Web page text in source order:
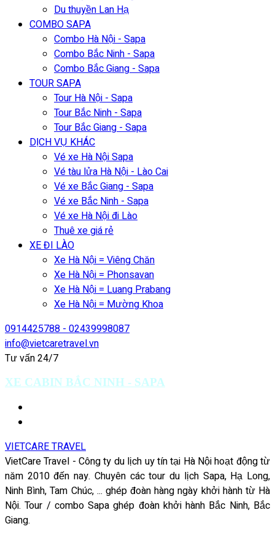
Du thuyền Lan Hạ
COMBO SAPA
Combo Hà Nội - Sapa
Combo Bắc Ninh - Sapa
Combo Bắc Giang - Sapa
TOUR SAPA
Tour Hà Nội - Sapa
Tour Bắc Ninh - Sapa
Tour Bắc Giang - Sapa
DỊCH VỤ KHÁC
Vé xe Hà Nội Sapa
Vé tàu lửa Hà Nội - Lào Cai
Vé xe Bắc Giang - Sapa
Vé xe Bắc Ninh - Sapa
Vé xe Hà Nội đi Lào
Thuê xe giá rẻ
XE ĐI LÀO
Xe Hà Nội = Viêng Chăn
Xe Hà Nội = Phonsavan
Xe Hà Nội = Luang Prabang
Xe Hà Nội = Mường Khoa
0914425788 - 02439998087
info@vietcaretravel.vn
Tư vấn 24/7
XE CABIN BẮC NINH - SAPA
VIETCARE TRAVEL
VietCare Travel - Công ty du lịch uy tín tại Hà Nội hoạt động từ
năm 2010 đến nay. Chuyên các tour du lịch Sapa, Hạ Long,
Ninh Bình, Tam Chúc, ... ghép đoàn hàng ngày khởi hành từ Hà
Nội. Tour / combo Sapa ghép đoàn khởi hành Bắc Ninh, Bắc
Giang.